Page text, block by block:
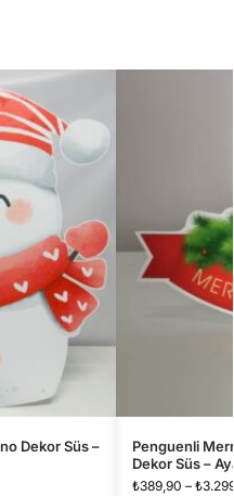
Dekor Süs –
Penguenli
Dekor Süs –
₺389,90 – ₺